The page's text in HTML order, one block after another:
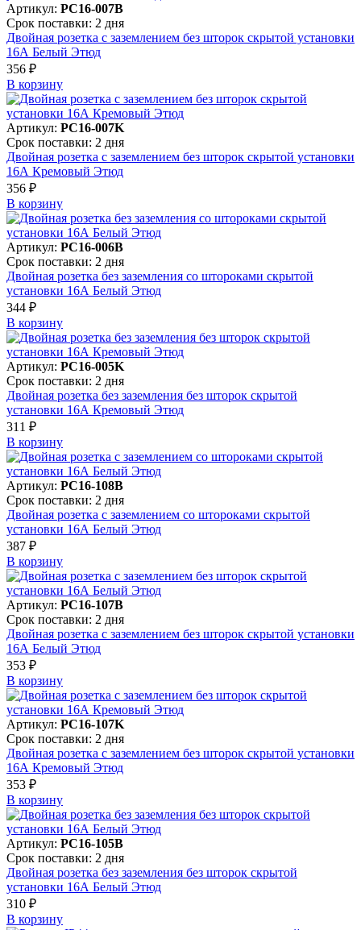
Артикул: PC16-007B
Срок поставки: 2 дня
Двойная розетка с заземлением без шторок скрытой установки
16А Белый Этюд
356 ₽
В корзинy
Артикул: PC16-007K
Срок поставки: 2 дня
Двойная розетка с заземлением без шторок скрытой установки
16А Кремовый Этюд
356 ₽
В корзинy
Артикул: PC16-006B
Срок поставки: 2 дня
Двойная розетка без заземления со штороками скрытой
установки 16А Белый Этюд
344 ₽
В корзинy
Артикул: PC16-005K
Срок поставки: 2 дня
Двойная розетка без заземления без шторок скрытой
установки 16А Кремовый Этюд
311 ₽
В корзинy
Артикул: PC16-108B
Срок поставки: 2 дня
Двойная розетка с заземлением со штороками скрытой
установки 16А Белый Этюд
387 ₽
В корзинy
Артикул: PC16-107B
Срок поставки: 2 дня
Двойная розетка с заземлением без шторок скрытой установки
16А Белый Этюд
353 ₽
В корзинy
Артикул: PC16-107K
Срок поставки: 2 дня
Двойная розетка с заземлением без шторок скрытой установки
16А Кремовый Этюд
353 ₽
В корзинy
Артикул: PC16-105B
Срок поставки: 2 дня
Двойная розетка без заземления без шторок скрытой
установки 16А Белый Этюд
310 ₽
В корзинy